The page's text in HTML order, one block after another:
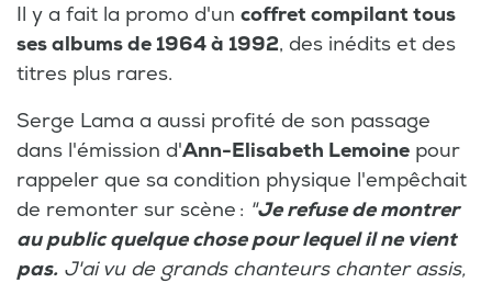
Il y a fait la promo d'un coffret compilant tous
ses albums de 1964 à 1992, des inédits et des
titres plus rares.
Serge Lama a aussi profité de son passage
dans l'émission d'Ann-Elisabeth Lemoine pour
rappeler que sa condition physique l'empêchait
de remonter sur scène : "Je refuse de montrer
au public quelque chose pour lequel il ne vient
pas. J'ai vu de grands chanteurs chanter assis,